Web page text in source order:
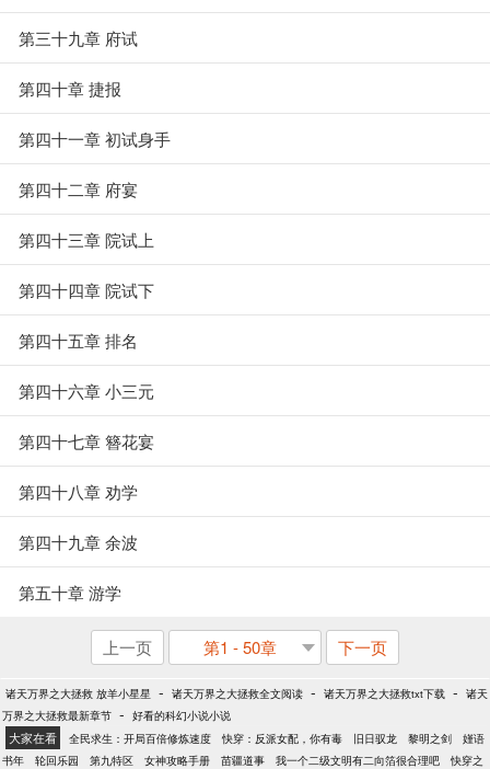
第三十九章 府试
第四十章 捷报
第四十一章 初试身手
第四十二章 府宴
第四十三章 院试上
第四十四章 院试下
第四十五章 排名
第四十六章 小三元
第四十七章 簪花宴
第四十八章 劝学
第四十九章 余波
第五十章 游学
上一页 第1 - 50章 下一页
诸天万界之大拯救 放羊小星星 - 诸天万界之大拯救全文阅读 - 诸天万界之大拯救txt下载 - 诸天
万界之大拯救最新章节 - 好看的科幻小说小说
大家在看 全民求生：开局百倍修炼速度 快穿：反派女配，你有毒 旧日驭龙 黎明之剑
嫤语
书年
轮回乐园 第九特区 女神攻略手册 苗疆道事 我一个二级文明有二向箔很合理吧
快穿之